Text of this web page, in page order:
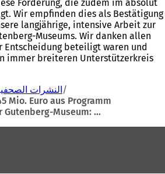
Förderung, die zudem im absolut
Wir empfinden dies als Bestätigung
langjährige, intensive Arbeit zur
Museums. Wir danken allen
Entscheidung beteiligt waren und
immer breiteren Unterstützerkreis
النشرات
Mio. Euro aus Programm
Gutenberg-Museum: …